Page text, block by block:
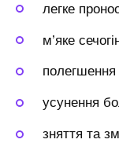
легке
м’яке
полегшення
усунення
зняття та